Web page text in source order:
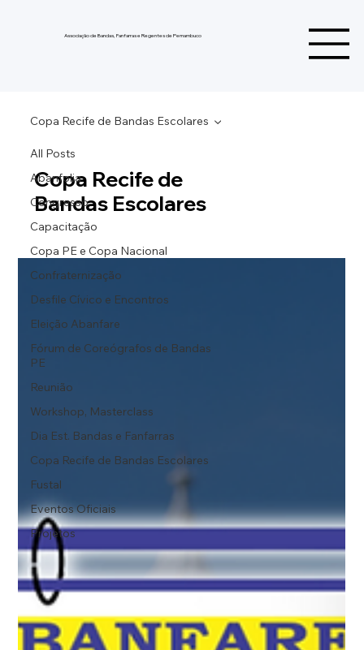
Associação de Bandas, Fanfarras e Regentes de Pernambuco
All Posts
Abanfolia
Congresso
Capacitação
Copa PE e Copa Nacional
Confraternização
Desfile Cívico e Encontros
Eleição Abanfare
Fórum de Coreógrafos de Bandas
PE
Reunião
Workshop, Masterclass
Dia Est. Bandas e Fanfarras
Copa Recife de Bandas Escolares
Fustal
Eventos Oficiais
Projetos
Copa Recife de Bandas Escolares
Copa Recife de
Bandas Escolares